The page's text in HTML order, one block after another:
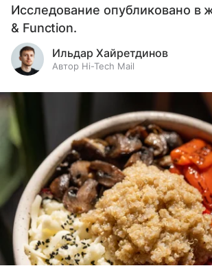
Исследование опубликовано в
& Function.
Ильдар Хайретдинов
Автор Hi-Tech Mail